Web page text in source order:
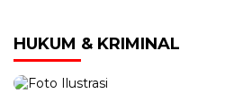
HUKUM & KRIMINAL